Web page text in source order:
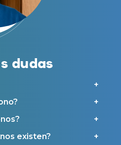
dudas
existen?
de audífonos
a domicilio
audífonos
en Castilla-La Mancha
en Andalucía
en La Rioja
en Galicia
comerciales por parte de Miaudífono
en nuestras
a empresas colaboradoras de
servicios solicitados, según se
de uso
haber leído y aceptado nuestra